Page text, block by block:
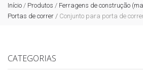
Início / Produtos / Ferragens de construção
Portas de correr / Conjunto para porta de
CATEGORIAS